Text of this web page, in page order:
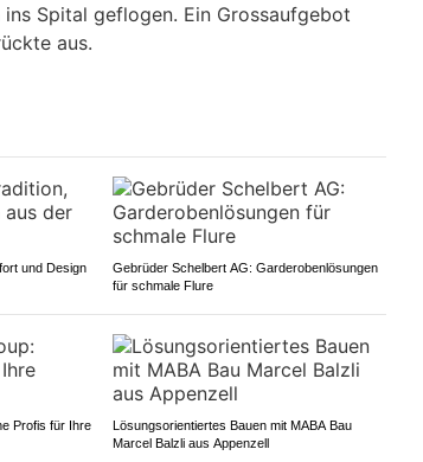
Spital geflogen. Ein Grossaufgebot
aus.
und Design
Gebrüder Schelbert AG: Garderobenlösungen
für schmale Flure
Profis für Ihre
Lösungsorientiertes Bauen mit MABA Bau
Marcel Balzli aus Appenzell